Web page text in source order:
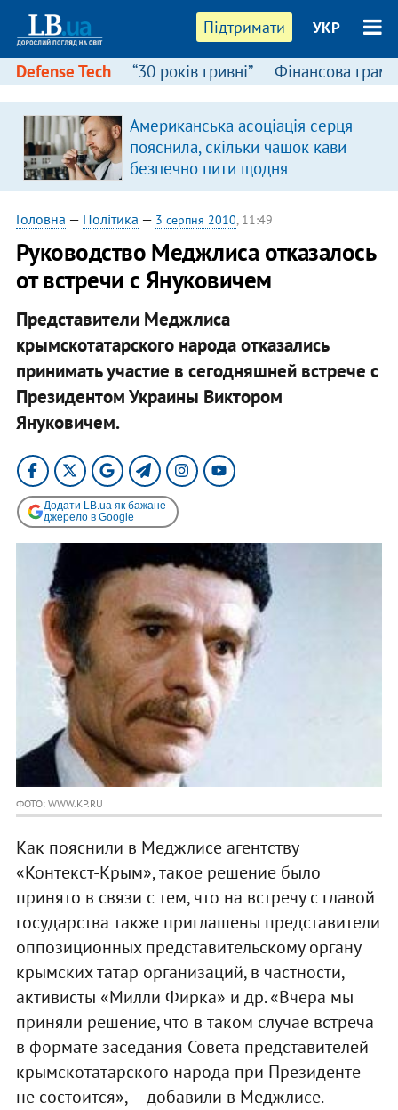
Підтримати УКР
Defense Tech “30 років гривні” Фінансова
Американська асоціація серця
пояснила, скільки чашок кави
безпечно пити щодня
Головна — Політика — 3 серпня 2010, 11:49
Руководство Меджлиса отказалось
от встречи с Януковичем
Представители Меджлиса
крымскотатарского народа отказались
принимать участие в сегодняшней встрече с
Президентом Украины Виктором
Януковичем.
Додати LB.ua як бажане
джерело в Google
ФОТО: WWW.KP.RU
Как пояснили в Меджлисе агентству
«Контекст-Крым», такое решение было
принято в связи с тем, что на встречу с главой
государства также приглашены представители
оппозиционных представительскому органу
крымских татар организаций, в частности,
активисты «Милли Фирка» и др. «Вчера мы
приняли решение, что в таком случае встреча
в формате заседания Совета представителей
крымскотатарского народа при Президенте
не состоится», — добавили в Меджлисе.